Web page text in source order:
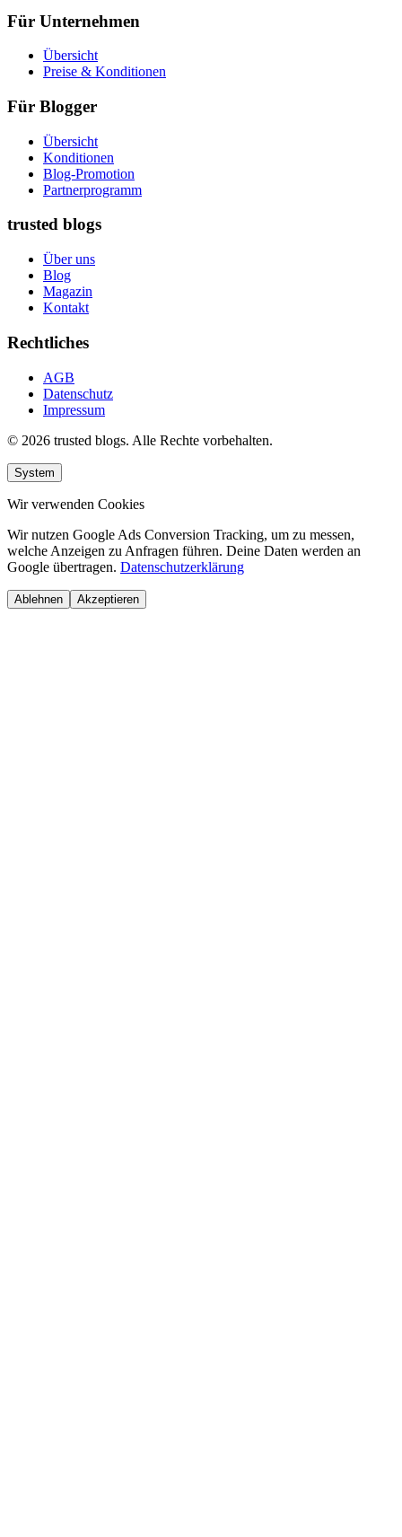
Für Unternehmen
Übersicht
Preise & Konditionen
Für Blogger
Übersicht
Konditionen
Blog-Promotion
Partnerprogramm
trusted blogs
Über uns
Blog
Magazin
Kontakt
Rechtliches
AGB
Datenschutz
Impressum
© 2026 trusted blogs. Alle Rechte vorbehalten.
System
Wir verwenden Cookies
Wir nutzen Google Ads Conversion Tracking, um zu messen,
welche Anzeigen zu Anfragen führen. Deine Daten werden an
Google übertragen. Datenschutzerklärung
Ablehnen Akzeptieren